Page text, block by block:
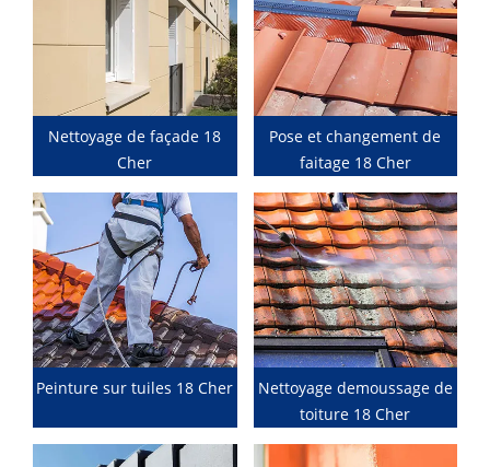
Nettoyage de façade 18
Cher
Pose et changement de
faitage 18 Cher
Peinture sur tuiles 18 Cher
Nettoyage demoussage de
toiture 18 Cher